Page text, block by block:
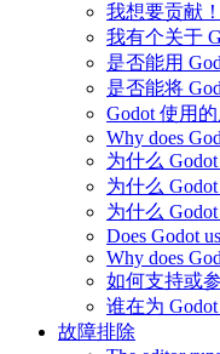
我想要贡献
我有个关于
是否能用
是否能将
Godot 使用
Why does
为什么
为什么
为什么
Does Godot
Why does
如何支持或
谁在为
故障排除